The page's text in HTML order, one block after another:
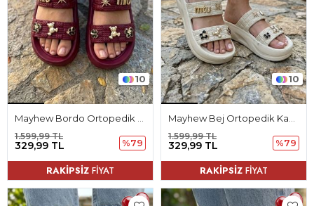
10
329,99 TL
1.599,99 TL
%79
RAKİPSİZ FİYAT
10
329,99 TL
1.599,99 TL
%79
RAKİPSİZ FİYAT